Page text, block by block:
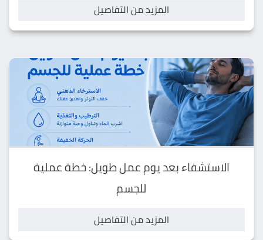
المزيد من التفاصيل
الاستشفاء بعد يوم عمل طويل: خطة عملية
للجسم
المزيد من التفاصيل